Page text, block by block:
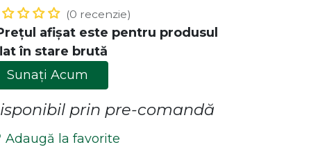
(0 recenzie)
afișat este pentru produsul
în stare brută
Sunați Acum
prin pre-comandă
Adaugă la favorite